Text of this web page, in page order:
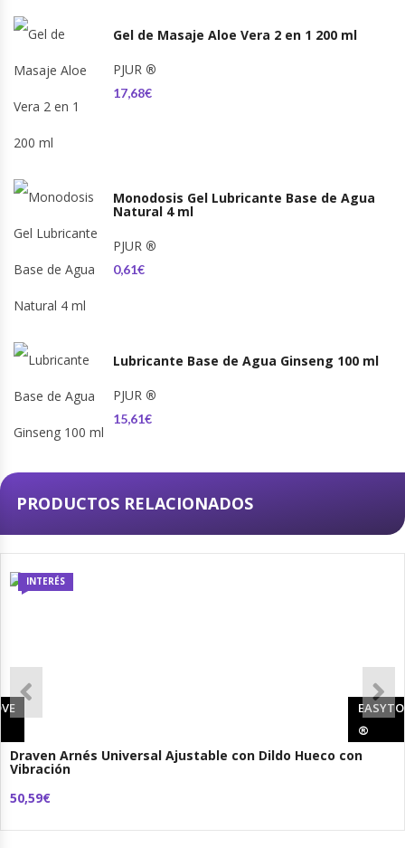
Gel de Masaje Aloe Vera 2 en 1 200 ml
PJUR ®
17,68€
Monodosis Gel Lubricante Base de Agua
Natural 4 ml
PJUR ®
0,61€
Lubricante Base de Agua Ginseng 100 ml
PJUR ®
15,61€
PRODUCTOS RELACIONADOS
INTERÉS
Draven Arnés Universal Ajustable con Dildo Hueco con
Vibración
50,59€
®